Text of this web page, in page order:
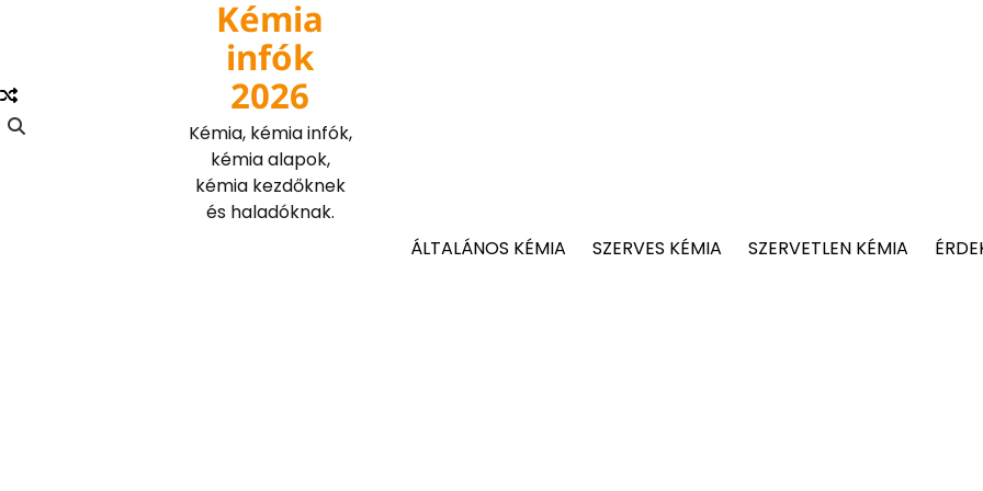
Kémia
infók
2026
Kémia, kémia infók,
kémia alapok,
kémia kezdőknek
és haladóknak.
ÁLTALÁNOS KÉMIA
SZERVES KÉMIA SZERVETLEN KÉMIA